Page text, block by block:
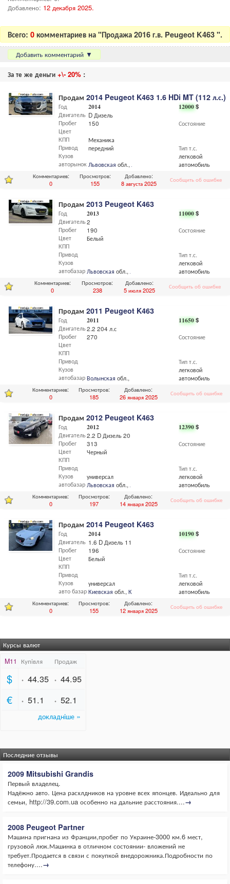
Добавлено: 12 декабря 2025.
Всего: 0 комментариев на "Продажа 2016 г.в. Peugeot K463 ".
Добавить комментарий ▼
За те же деньги +\- 20% :
Продам 2014 Peugeot K463 1.6 HDi MT (112 л.с.)
12000$
Состояние
Тип т.с.
легковой
автомобиль
Год
Двигатель
Пробег
Цвет
КПП
Привод
Кузов
авторынок
2014
D Дизель
150
Механика
передний
Львовская обл.,Львов
Комментариев:
0
Просмотров:
155
Добавлено:
8 августа 2025
Сообщить об ошибке
Продам 2013 Peugeot K463
11000$
Состояние
Тип т.с.
легковой
автомобиль
Год
Двигатель
Пробег
Цвет
КПП
Привод
Кузов
автобазар
2013
2
190
Белый
Львовская обл.,Львов
Комментариев:
0
Просмотров:
238
Добавлено:
5 июля 2025
Сообщить об ошибке
Продам 2011 Peugeot K463
11650$
Состояние
Тип т.с.
легковой
автомобиль
Год
Двигатель
Пробег
Цвет
КПП
Привод
Кузов
автобазар
2011
2.2 204 л.с
270
Волынская обл.,
Комментариев:
0
Просмотров:
185
Добавлено:
26 января 2025
Сообщить об ошибке
Продам 2012 Peugeot K463
12390$
Состояние
Тип т.с.
легковой
автомобиль
Год
Двигатель
Пробег
Цвет
КПП
Привод
Кузов
автобазар
2012
2.2 D Дизель 204 л.с
313
Черный
универсал
Львовская обл.,Львов
Комментариев:
0
Просмотров:
197
Добавлено:
14 января 2025
Сообщить об ошибке
Продам 2014 Peugeot K463
10190$
Состояние
Тип т.с.
легковой
автомобиль
Год
Двигатель
Пробег
Цвет
КПП
Привод
Кузов
авто базар
2014
1.6 D Дизель 116 л.с
196
Белый
универсал
Киевская обл.,Киев
Комментариев:
0
Просмотров:
155
Добавлено:
12 января 2025
Сообщить об ошибке
Курсы валют
Последние отзывы
2009 Mitsubishi Grandis
Первый владелец.
Надёжно авто. Цена расхлдников на уровне всех японцев. Идеально для
семьи, http://39.com.ua особенно на дальние расстояния....→
2008 Peugeot Partner
Машина пригнана из Франции,пробег по Украине-3000 км.6 мест,
грузовой люк.Машинка в отличном состоянии- вложений не
требует.Продается в связи с покупкой внедорожника.Подробности по
телефону....→